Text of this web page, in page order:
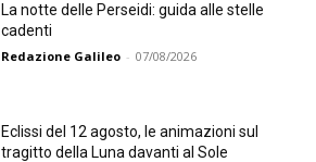
La notte delle Perseidi: guida alle stelle
cadenti
Redazione Galileo - 07/08/2026
Eclissi del 12 agosto, le animazioni sul
tragitto della Luna davanti al Sole